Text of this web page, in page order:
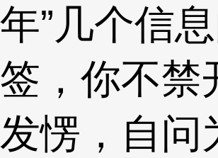
年”几个信
签，你不禁
发愣，自问